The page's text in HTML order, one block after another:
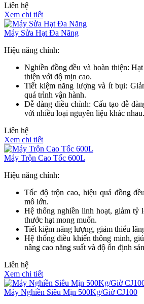
Liên hệ
Xem chi tiết
Máy Sửa Hạt Đa Năng
Hiệu năng chính:
Nghiền đồng đều và hoàn thiện:
thiện với độ mịn cao.
Tiết kiệm năng lượng và ít bụi:
quá trình vận hành.
Dễ dàng điều chỉnh: Cấu tạo dễ
với nhiều loại nguyên liệu khác nhau.
Liên hệ
Xem chi tiết
Máy Trộn Cao Tốc 600L
Hiệu năng chính:
Tốc độ trộn cao, hiệu quả đồng
mô lớn.
Hệ thống nghiền linh hoạt, giảm tỷ
thước hạt mong muốn.
Tiết kiệm năng lượng, giảm thiểu
Hệ thống điều khiển thông minh,
nâng cao năng suất và độ ổn định
Liên hệ
Xem chi tiết
Máy Nghiền Siêu Mịn 500Kg/Giờ CJ100